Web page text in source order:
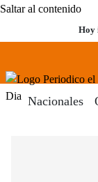
Saltar al contenido
Hoy
Menú
Nacionales